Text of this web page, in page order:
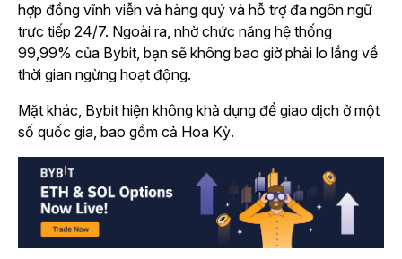
hợp đồng vĩnh viễn và hàng quý và hỗ trợ đa ngôn ngữ
trực tiếp 24/7. Ngoài ra, nhờ chức năng hệ thống
99,99% của Bybit, bạn sẽ không bao giờ phải lo lắng về
thời gian ngừng hoạt động.
Mặt khác, Bybit hiện không khả dụng để giao dịch ở một
số quốc gia, bao gồm cả Hoa Kỳ.